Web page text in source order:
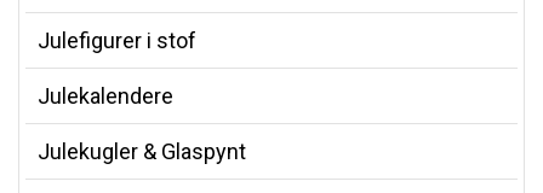
Julefigurer i stof
Julekalendere
Julekugler & Glaspynt